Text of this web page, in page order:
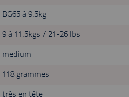
BG65 à 9.5kg
9 à 11.5kgs / 21-26 lbs
medium
118 grammes
très en tête